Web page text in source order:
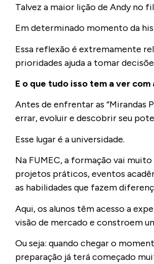
Talvez a maior lição de Andy no
Em determinado momento da
Essa reflexão é extremamente
prioridades ajuda a tomar
E o que tudo isso tem a ver
Antes de enfrentar as “Mirandas
errar, evoluir e descobrir seu
Esse lugar é a universidade.
Na FUMEC, a formação vai
projetos práticos, eventos
as habilidades que fazem
Aqui, os alunos têm acesso a
visão de mercado e constroem
Ou seja: quando chegar o
preparação já terá começado